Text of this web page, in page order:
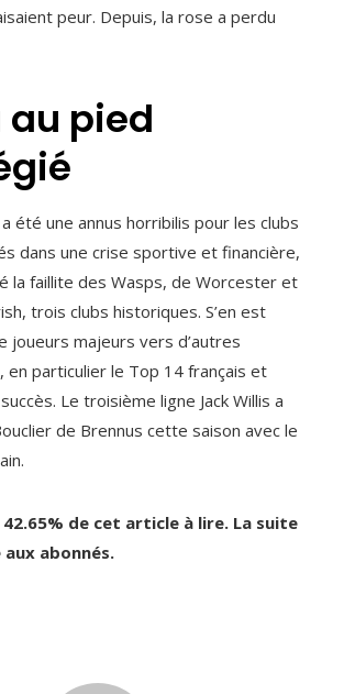
peur. Depuis, la rose a perdu
au pied
a été une annus horribilis pour les clubs
dans une crise sportive et financière,
la faillite des Wasps, de Worcester et
trois clubs historiques. S’en est
joueurs majeurs vers d’autres
en particulier le Top 14 français et
Le troisième ligne Jack Willis a
de Brennus cette saison avec le
de cet article à lire. La suite
abonnés.